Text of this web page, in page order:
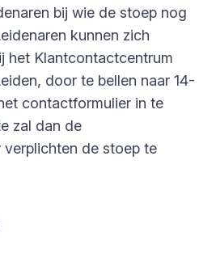
bij wie de stoep nog
kunnen zich
het Klantcontactcentrum
door te bellen naar 14-
contactformulier in te
zal dan de
verplichten de stoep te